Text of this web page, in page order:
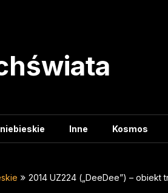
niebieskie Inne Kosmos
2014 UZ224 („DeeDee”) – obiekt